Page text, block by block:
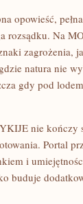
opowieść,
rozsądku. Na
zagrożenia,
natura nie
gdy pod
nie kończy
Portal
i
buduje